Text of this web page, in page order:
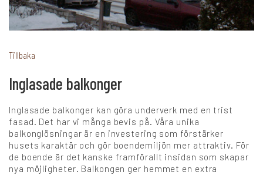
+
Språk:
SV DK NO FI DE
NL UK CH PL
Tillbaka
Inglasade balkonger
Inglasade balkonger kan göra underverk med en trist
fasad. Det har vi många bevis på. Våra unika
balkonglösningar är en investering som förstärker
husets karaktär och gör boendemiljön mer attraktiv. För
de boende är det kanske framförallt insidan som skapar
nya möjligheter. Balkongen ger hemmet en extra